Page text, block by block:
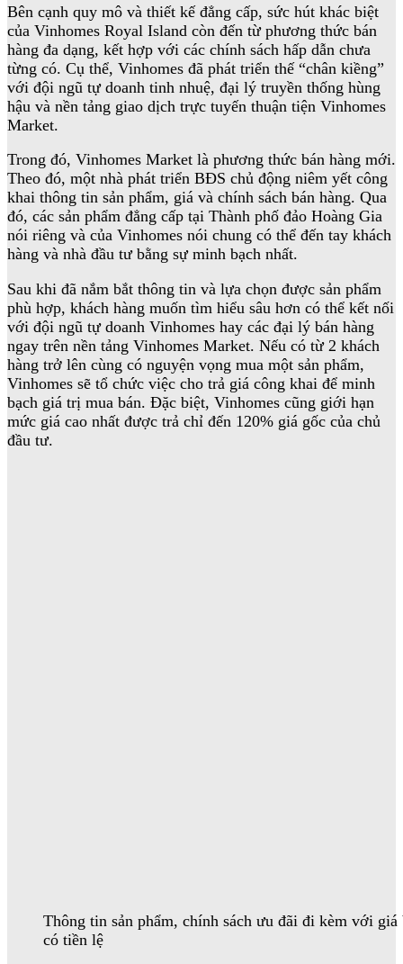
Bên cạnh quy mô và thiết kế đẳng cấp, sức hút khác biệt
của Vinhomes Royal Island còn đến từ phương thức bán
hàng đa dạng, kết hợp với các chính sách hấp dẫn chưa
từng có. Cụ thể, Vinhomes đã phát triển thế “chân kiềng”
với đội ngũ tự doanh tinh nhuệ, đại lý truyền thống hùng
hậu và nền tảng giao dịch trực tuyến thuận tiện Vinhomes
Market.
Trong đó, Vinhomes Market là phương thức bán hàng mới.
Theo đó, một nhà phát triển BĐS chủ động niêm yết công
khai thông tin sản phẩm, giá và chính sách bán hàng. Qua
đó, các sản phẩm đẳng cấp tại Thành phố đảo Hoàng Gia
nói riêng và của Vinhomes nói chung có thể đến tay khách
hàng và nhà đầu tư bằng sự minh bạch nhất.
Sau khi đã nắm bắt thông tin và lựa chọn được sản phẩm
phù hợp, khách hàng muốn tìm hiểu sâu hơn có thể kết nối
với đội ngũ tự doanh Vinhomes hay các đại lý bán hàng
ngay trên nền tảng Vinhomes Market. Nếu có từ 2 khách
hàng trở lên cùng có nguyện vọng mua một sản phẩm,
Vinhomes sẽ tổ chức việc cho trả giá công khai để minh
bạch giá trị mua bán. Đặc biệt, Vinhomes cũng giới hạn
mức giá cao nhất được trả chỉ đến 120% giá gốc của chủ
đầu tư.
Thông tin sản phẩm, chính sách ưu đãi đi kèm với
có tiền lệ